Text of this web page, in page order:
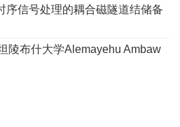
序信号处理的耦合磁隧道结储备
陵布什大学Alemayehu Ambaw